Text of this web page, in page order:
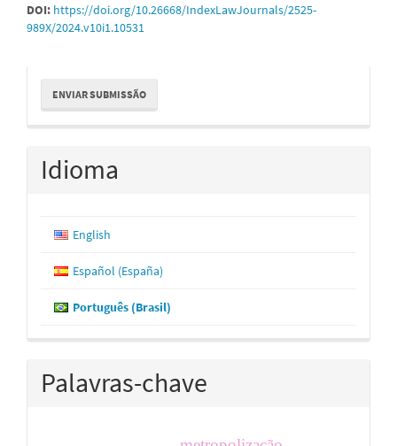
DOI: https://doi.org/10.26668/IndexLawJournals/2525-
989X/2024.v10i1.10531
Enviar
Submissão
ENVIAR SUBMISSÃO
Idioma
English
Español (España)
Português (Brasil)
Palavras-chave